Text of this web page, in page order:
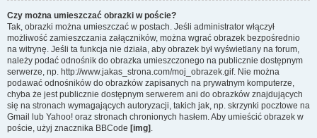
Czy można umieszczać obrazki w poście?
Tak, obrazki można umieszczać w postach. Jeśli administrator włączył
możliwość zamieszczania załączników, można wgrać obrazek bezpośrednio
na witrynę. Jeśli ta funkcja nie działa, aby obrazek był wyświetlany na forum,
należy podać odnośnik do obrazka umieszczonego na publicznie dostępnym
serwerze, np. http://www.jakas_strona.com/moj_obrazek.gif. Nie można
podawać odnośników do obrazków zapisanych na prywatnym komputerze,
chyba że jest publicznie dostępnym serwerem ani do obrazków znajdujących
się na stronach wymagających autoryzacji, takich jak, np. skrzynki pocztowe na
Gmail lub Yahoo! oraz stronach chronionych hasłem. Aby umieścić obrazek w
poście, użyj znacznika BBCode [img] .